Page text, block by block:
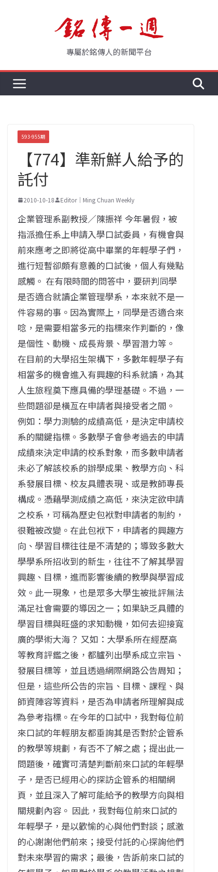
專屬於銘傳人的新聞平台
593-955期
【774】準新鮮人給予的
託付
2010-10-18 Editor｜Ming Chuan Weekly
企業管理系副教授／陳振祥 今年暑假，被
指派擔任系上申請入學口試委員，有機會與
前來應考之即將從高中畢業的年輕學子們，
進行短暫卻頗有意義的口試後，個人有幾點
感觸。 在有限時間的問答中，要研判同學
是否適合就讀企業管理學系，本來就不是一
件容易的事。因為實際上，同學是否適合來
唸，是需要相當多元的指標來作判斷的，像
是個性、動機、成長背景、學習潛力等。
在目前的大學招生架構下，多數年輕學子有
相當多的機會進入有興趣的科系就讀，為其
人生旅程奠下應具備的學理基礎。不過，一
些問題卻是橫亙在申請者與接受者之間。
例如：學力測驗的成績高低，是決定申請校
系的關鍵指標。多數學子會參考過去的申請
成績來決定申請的校系對象，而多數申請者
未必了解該校系的辦學成果、教學方向、科
系發展目標、校友具體表現、或是教師專長
構成。憑藉學測成績之高低，來決定欲申請
之校系，可稱為歷史包袱對申請者的制約，
很難被改變。在此包袱下，申請者的興趣方
向、學習目標往往是不清楚的；導致多數大
學學系所招收到的新生，往往不了解其學習
興趣、目標，進而影響後續的教學與學習成
效。此一現象，也是眾多大學生被批評無法
滿足社會需要的導因之一；如果缺乏具體的
學習目標與旺盛的求知動機，如何去迎接寬
廣的學術大海？ 又如：大學系所在經歷高
等教育評鑑之後，都臚列出學系成立宗旨、
發展目標等，並且透過網際網路公告周知；
但是，這些所公告的宗旨、目標、課程、與
師資陣容等資料，是否為申請者所理解與成
為參考指標。在今年的口試中，我對每位前
來口試的年輕朋友都垂詢其是否對於企管系
的教學等規劃，有否不了解之處；提出此一
問題後，確實可清楚判斷前來口試的年輕學
子，是否已經用心的探訪企管系的相關網
頁，並且深入了解可能給予的教學方向與相
關規劃內容。 因此，我對每位前來口試的
年輕學子，是以歡愉的心與他們對談；感激
的心謝謝他們前來；接受付託的心探詢他們
對未來學習的需求；最後，告訴前來口試的